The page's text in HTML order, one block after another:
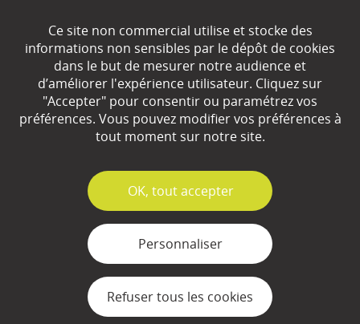
EN SAVOIR
Qui sommes-nous ?
Partenaires
Plan du site
Mentions légales
Gestion des cookies
Ce site non commercial utilise et stocke des
informations non sensibles par le dépôt de cookies
dans le but de mesurer notre audience et
d’améliorer l'expérience utilisateur. Cliquez sur
"Accepter" pour consentir ou paramétrez vos
préférences. Vous pouvez modifier vos préférences à
tout moment sur notre site.
✓
OK, tout accepter
Personnaliser
Refuser tous les cookies